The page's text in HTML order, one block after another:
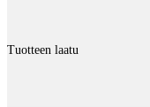
Tuotteen laatu